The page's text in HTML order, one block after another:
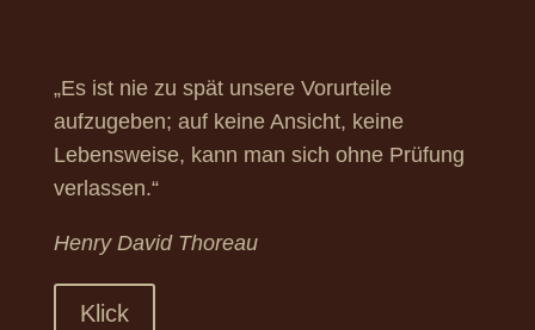
„Es ist nie zu spät unsere Vorurteile
aufzugeben; auf keine Ansicht, keine
Lebensweise, kann man sich ohne Prüfung
verlassen.“
Henry David Thoreau
Klick